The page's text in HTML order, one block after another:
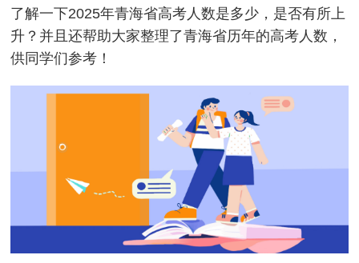
了解一下2025年青海省高考人数是多少，是否有所上
升？并且还帮助大家整理了青海省历年的高考人数，
供同学们参考！